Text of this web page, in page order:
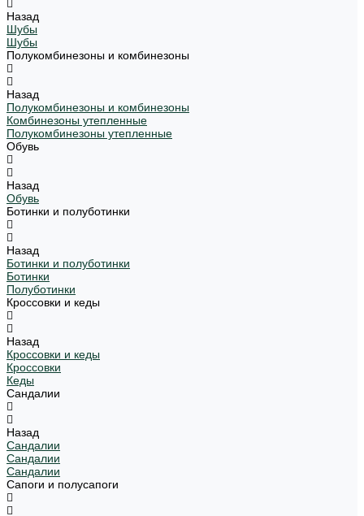
Назад
Шубы
Шубы
Полукомбинезоны и комбинезоны
Назад
Полукомбинезоны и комбинезоны
Комбинезоны утепленные
Полукомбинезоны утепленные
Обувь
Назад
Обувь
Ботинки и полуботинки
Назад
Ботинки и полуботинки
Ботинки
Полуботинки
Кроссовки и кеды
Назад
Кроссовки и кеды
Кроссовки
Кеды
Сандалии
Назад
Сандалии
Сандалии
Сандалии
Сапоги и полусапоги